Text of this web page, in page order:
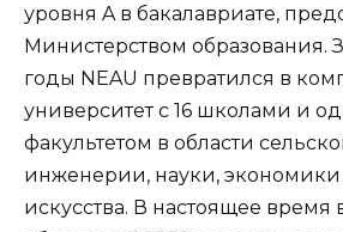
уровня A в бакалавриате,
Министерством образования.
годы NEAU превратился в
университет с 16 школами и
факультетом в области
инженерии, науки,
искусства. В настоящее время